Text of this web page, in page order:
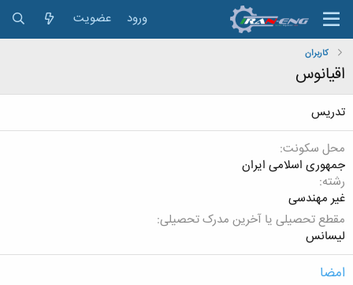
ورود عضویت
کاربران
اقیانوس
تدریس
محل سکونت
جمهوری اسلامی ایران
رشته
غیر مهندسی
مقطع تحصیلی یا آخرین مدرک تحصیلی
لیسانس
امضا